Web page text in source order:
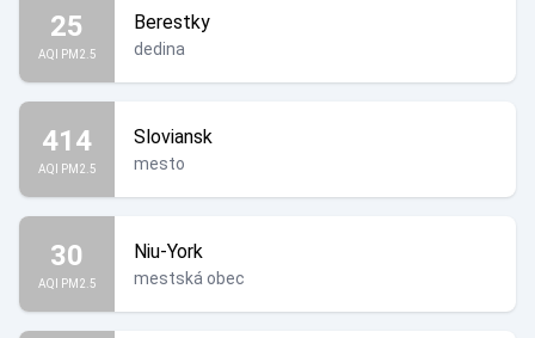
25
AQI PM2.5
Berestky
dedina
414
AQI PM2.5
Sloviansk
mesto
30
AQI PM2.5
Niu-York
mestská obec